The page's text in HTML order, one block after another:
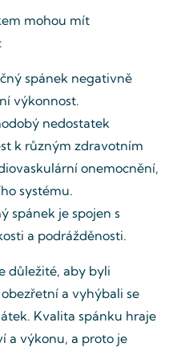
mohou mít
spánek negativně
výkonnost.
nedostatek
k různým zdravotním
onemocnění,
systému.
spánek je spojen s
a podrážděnosti.
důležité, aby byli
a vyhýbali se
Kvalita spánku hraje
a výkonu, a proto je